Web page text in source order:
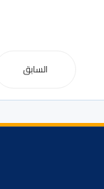
السابق